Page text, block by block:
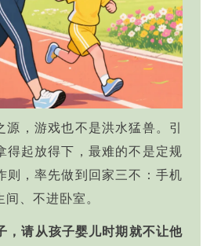
源，游戏也不是洪水猛兽。引
得起放得下，最难的不是定规
则，率先做到回家三不：手机
、不进卧室。
，请从孩子婴儿时期就不让他